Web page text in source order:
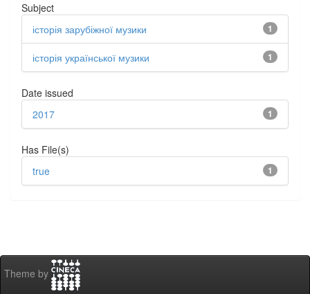
Subject
1
історія зарубіжної музики
1
історія української музики
Date issued
1
2017
Has File(s)
1
true
Theme by